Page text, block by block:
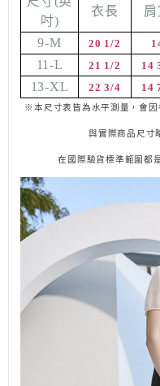
吋)
衣長 肩
9-M 20 1/2
11-L 21 1/2 14
13-XL 22 3/4 14
※本尺寸表皆為水平測量，會因
與實際商品尺寸
在國際驗貨標準範圍都